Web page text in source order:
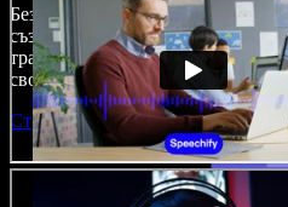
Без крива на обучение и с
създателите на съдържание вече
традиционните ограничения и
свои креативни идеи.
Стартирай Studio